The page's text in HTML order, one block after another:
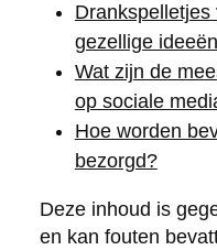
gezellige
Wat zijn de
op sociale
Hoe worden
bezorgd?
Deze inhoud is
en kan fouten